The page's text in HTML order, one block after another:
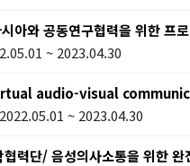
아와 공동연구협력을 위한 프
~ 2023.04.30
audio-visual
~ 2023.04.30
협력단/ 음성의사소통을 위한